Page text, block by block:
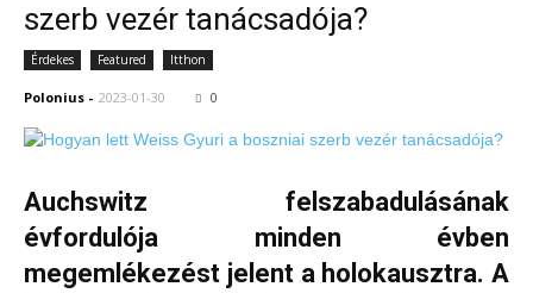
szerb vezér tanácsadója?
Érdekes Featured Itthon
Polonius - 2023-01-30 0
Auchswitz felszabadulásának
évfordulója minden évben
megemlékezést jelent a holokausztra. A